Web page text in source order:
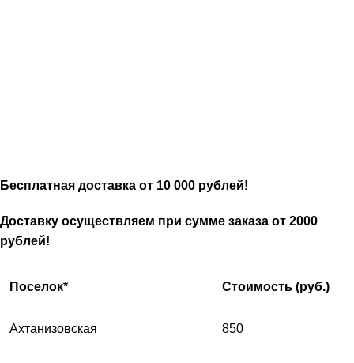
Бесплатная доставка от 10 000 рублей!
Доставку осуществляем при сумме заказа от 2000
рублей!
Поселок* Стоимость (руб.)
Ахтанизовская 850